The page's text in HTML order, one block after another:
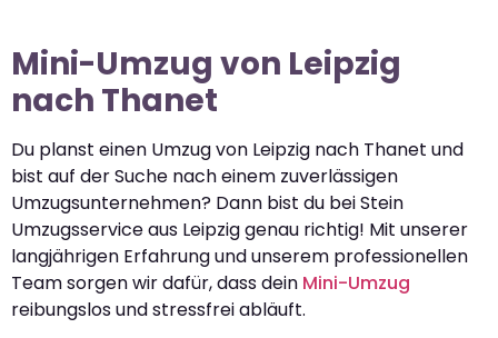
Mini-Umzug von Leipzig
nach Thanet
Du planst einen Umzug von Leipzig nach Thanet und
bist auf der Suche nach einem zuverlässigen
Umzugsunternehmen? Dann bist du bei Stein
Umzugsservice aus Leipzig genau richtig! Mit unserer
langjährigen Erfahrung und unserem professionellen
Team sorgen wir dafür, dass dein Mini-Umzug
reibungslos und stressfrei abläuft.